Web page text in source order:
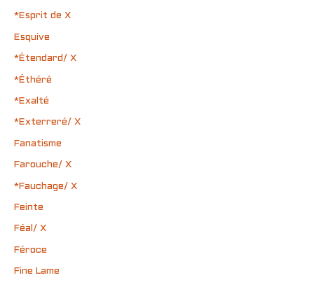
*Esprit de X
Esquive
*Étendard/ X
*Éthéré
*Exalté
*Exterreré/ X
Fanatisme
Farouche/ X
*Fauchage/ X
Feinte
Féal/ X
Féroce
Fine Lame